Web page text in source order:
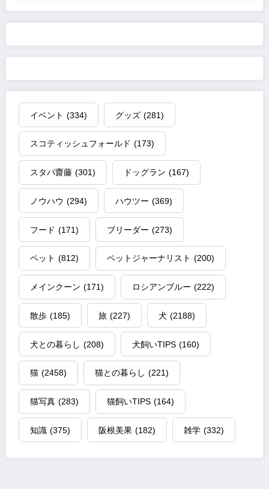
イベント (334) グッズ (281)
スコティッシュフォールド (173)
スタパ齋藤 (301) ドッグラン (167)
ノウハウ (294) ハウツー (369)
フード (171) ブリーダー (273)
ペット (812) ペットジャーナリスト (200)
メインクーン (171) ロシアンブルー (222)
散歩 (185) 旅 (227) 犬 (2188)
犬との暮らし (208) 犬飼いTIPS (160)
猫 (2458) 猫との暮らし (221)
猫写真 (283) 猫飼いTIPS (164)
知識 (375) 阪根美果 (182) 雑学 (332)